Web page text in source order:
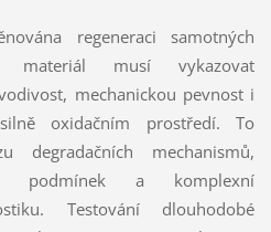
regeneraci samotných
materiál musí vykazovat
mechanickou pevnost i
oxidačním prostředí. To
degradačních mechanismů,
podmínek a komplexní
Testování dlouhodobé